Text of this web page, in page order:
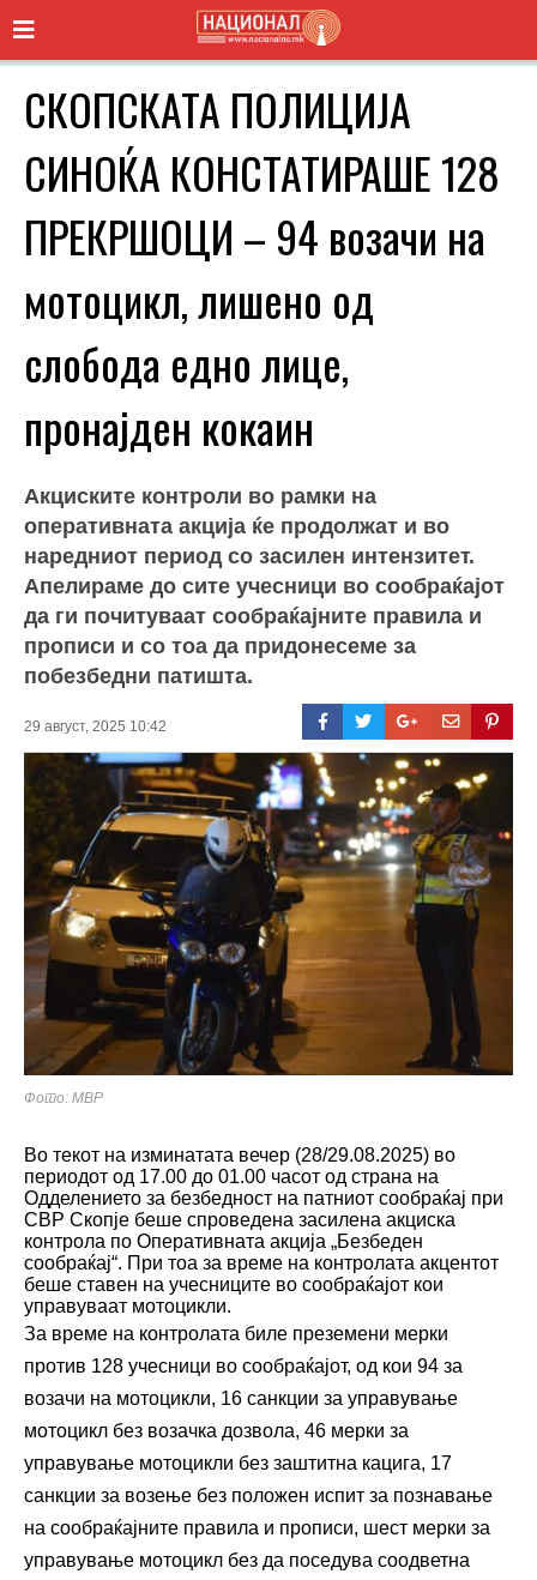
СКОПСКАТА ПОЛИЦИЈА
СИНОЌА КОНСТАТИРАШЕ 128
ПРЕКРШОЦИ – 94 возачи на
мотоцикл, лишено од
слобода едно лице,
пронајден кокаин
Акциските контроли во рамки на
оперативната акција ќе продолжат и во
наредниот период со засилен интензитет.
Апелираме до сите учесници во сообраќајот
да ги почитуваат сообраќајните правила и
прописи и со тоа да придонесеме за
побезбедни патишта.
29 август, 2025 10:42
Фото: МВР
Во текот на изминатата вечер (28/29.08.2025) во
периодот од 17.00 до 01.00 часот од страна на
Одделението за безбедност на патниот сообраќај при
СВР Скопје беше спроведена засилена акциска
контрола по Оперативната акција „Безбеден
сообраќај“. При тоа за време на контролата акцентот
беше ставен на учесниците во сообраќајот кои
управуваат мотоцикли.
За време на контролата биле преземени мерки
против 128 учесници во сообраќајот, од кои 94 за
возачи на мотоцикли, 16 санкции за управување
мотоцикл без возачка дозвола, 46 мерки за
управување мотоцикли без заштитна кацига, 17
санкции за возење без положен испит за познавање
на сообраќајните правила и прописи, шест мерки за
управување мотоцикл без да поседува соодветна